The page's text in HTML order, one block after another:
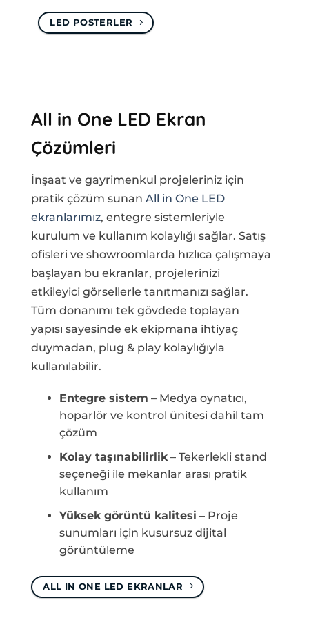
LED POSTERLER
All in One LED Ekran
Çözümleri
İnşaat ve gayrimenkul projeleriniz için
pratik çözüm sunan All in One LED
ekranlarımız, entegre sistemleriyle
kurulum ve kullanım kolaylığı sağlar. Satış
ofisleri ve showroomlarda hızlıca çalışmaya
başlayan bu ekranlar, projelerinizi
etkileyici görsellerle tanıtmanızı sağlar.
Tüm donanımı tek gövdede toplayan
yapısı sayesinde ek ekipmana ihtiyaç
duymadan, plug & play kolaylığıyla
kullanılabilir.
Entegre sistem – Medya oynatıcı,
hoparlör ve kontrol ünitesi dahil tam
çözüm
Kolay taşınabilirlik– Tekerlekli stand
seçeneği ile mekanlar arası pratik
kullanım
Yüksek görüntü kalitesi – Proje
sunumları için kusursuz dijital
görüntüleme
ALL IN ONE LED EKRANLAR